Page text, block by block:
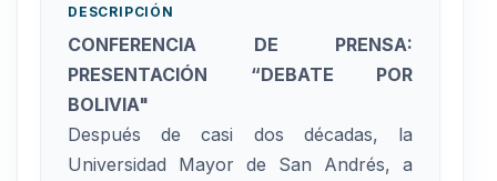
DESCRIPCIÓN
CONFERENCIA DE PRENSA:
PRESENTACIÓN “DEBATE POR
BOLIVIA"
Después de casi dos décadas, la
Universidad Mayor de San Andrés, a